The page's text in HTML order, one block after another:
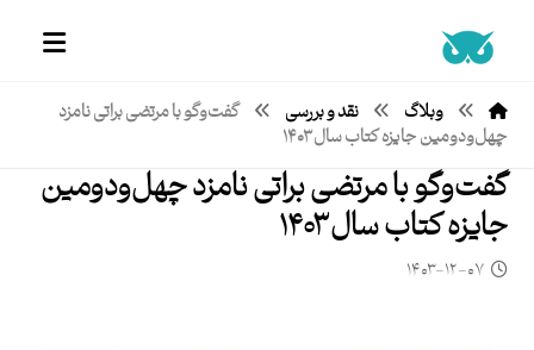
وبلاگ نقد و بررسی
گفت‌وگو با مرتضی براتی نامزد
چهل‌ودومین جایزه کتاب سال ۱۴۰۳
گفت‌وگو با مرتضی براتی نامزد چهل‌ودومین
جایزه کتاب سال ۱۴۰۳
۱۴۰۳-۱۲-۰۷